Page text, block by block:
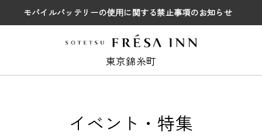
モバイルバッテリーの使用に関する禁止事項のお知らせ
東京錦糸町
イベント・特集